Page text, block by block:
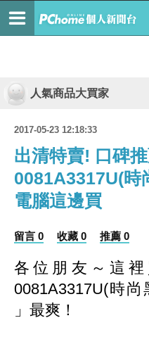
人氣商品大買家
2017-05-23 12:18:33
出清特賣! 口碑
0081A3317U(時
電腦這邊買
留言 0 收藏 0 推薦 0
各位朋友～這裡
0081A3317U(時
」最爽！